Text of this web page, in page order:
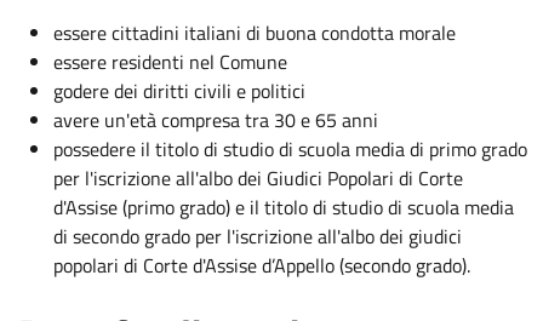
essere cittadini italiani di buona condotta morale
essere residenti nel Comune
godere dei diritti civili e politici
avere un'età compresa tra 30 e 65 anni
possedere il titolo di studio di scuola media di primo grado
per l'iscrizione all'albo dei Giudici Popolari di Corte
d'Assise (primo grado) e il titolo di studio di scuola media
di secondo grado per l'iscrizione all'albo dei giudici
popolari di Corte d'Assise d’Appello (secondo grado).